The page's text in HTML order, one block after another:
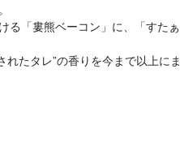
る「婁熊ベーコン」に、「すたぁ
れたタレ”の香りを今まで以上にま